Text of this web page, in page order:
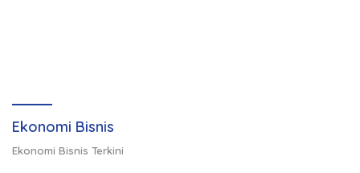
Ekonomi Bisnis
Ekonomi Bisnis Terkini